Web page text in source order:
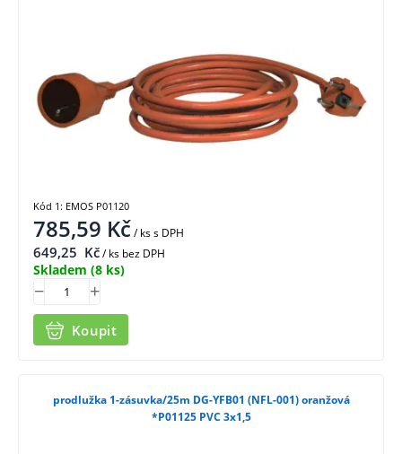
785,59 Kč/ kss DPH
649,25 Kč/ ks bez DPH
Skladem (8 ks)
Koupit
Kód 1: EMOS P01120
prodlužka 1-zásuvka/25m DG-YFB01 (NFL-001) oranžová
*P01125 PVC 3x1,5